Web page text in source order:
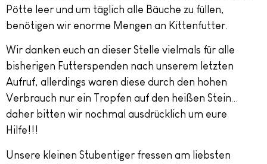
Pötte leer und um täglich alle Bäuche zu füllen,
benötigen wir enorme Mengen an Kittenfutter.
Wir danken euch an dieser Stelle vielmals für alle
bisherigen Futterspenden nach unserem letzten
Aufruf, allerdings waren diese durch den hohen
Verbrauch nur ein Tropfen auf den heißen Stein…
daher bitten wir nochmal ausdrücklich um eure
Hilfe!!!
Unsere kleinen Stubentiger fressen am liebsten